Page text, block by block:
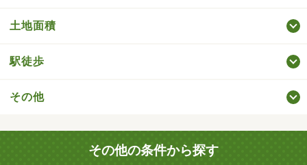
土地面積
駅徒歩
その他
その他の条件から探す